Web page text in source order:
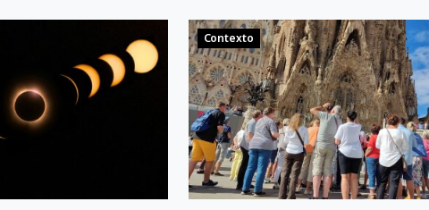
Contexto